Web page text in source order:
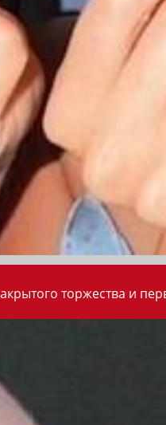
торжества и